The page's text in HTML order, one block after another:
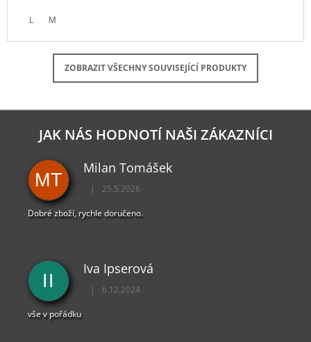
L M
ZOBRAZIT VŠECHNY SOUVISEJÍCÍ PRODUKTY
JAK NÁS HODNOTÍ NAŠI ZÁKAZNÍCI
MT
Milan Tomášek
Hodnocení obchodu je 5 z 5 hvězdiček.
| 25.5.2026
Dobré zboží, rychle doručeno.
II
Iva Ipserová
Hodnocení obchodu je 5 z 5 hvězdiček.
| 6.12.2024
vše v pořádku